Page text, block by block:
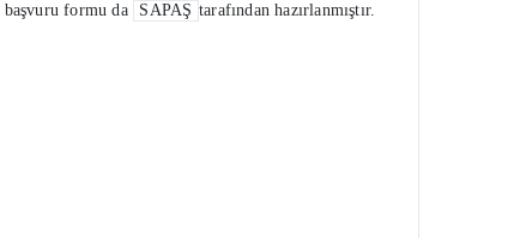
başvuru formu da SAPAŞ tarafından hazırlanmıştır.